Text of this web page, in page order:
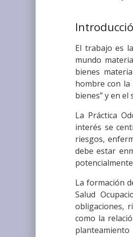
El trabajo es
mundo
bienes
hombre con la
bienes” y en el
La Práctica
interés se
riesgos,
debe estar
La formación
Salud
obligaciones,
como la